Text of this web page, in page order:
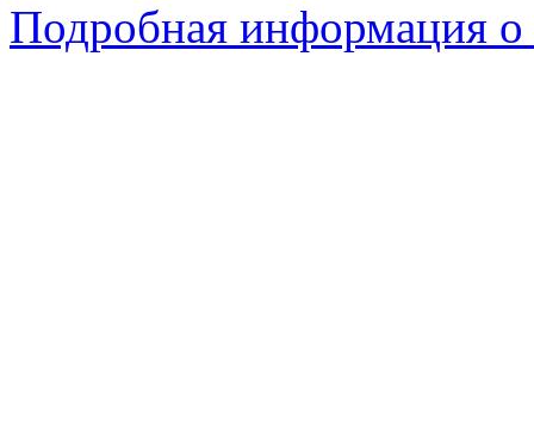
Подробная информация